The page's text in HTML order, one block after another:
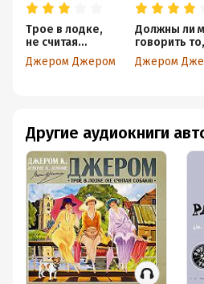
Трое в лодке,
не считая
собаки
Джером Джером
Должны ли
говорить то,
что думаем, и
думать то,
Джером
Другие аудиокниги